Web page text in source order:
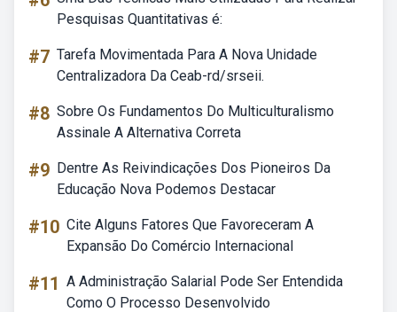
Pesquisas Quantitativas é:
#7 Tarefa Movimentada Para A Nova Unidade
Centralizadora Da Ceab-rd/srseii.
#8 Sobre Os Fundamentos Do Multiculturalismo
Assinale A Alternativa Correta
#9 Dentre As Reivindicações Dos Pioneiros Da
Educação Nova Podemos Destacar
#10 Cite Alguns Fatores Que Favoreceram A
Expansão Do Comércio Internacional
#11 A Administração Salarial Pode Ser Entendida
Como O Processo Desenvolvido